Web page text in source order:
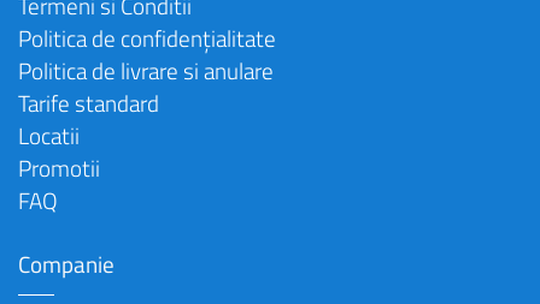
Politica de confidențialitate
Politica de livrare si anulare
Tarife standard
Locatii
Promotii
FAQ
Companie